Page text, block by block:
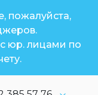
пожалуйста,
юр. лицами по